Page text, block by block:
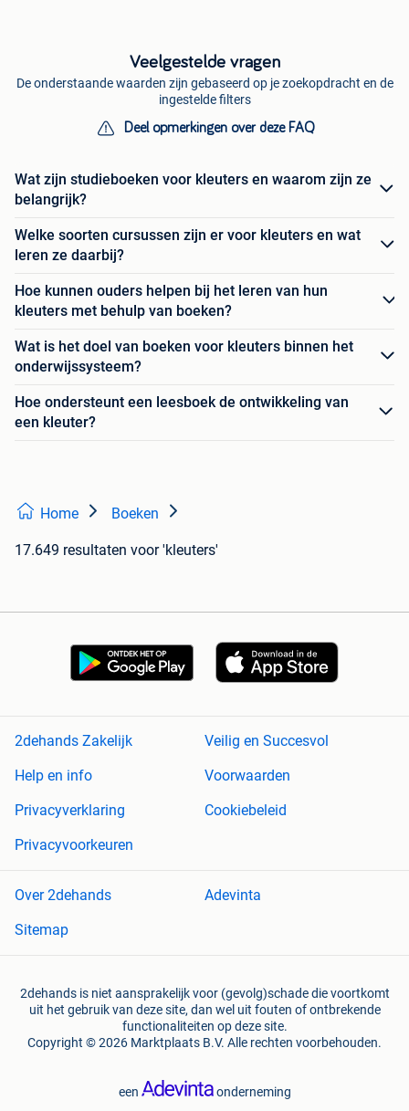
Veelgestelde vragen
De onderstaande waarden zijn gebaseerd op je zoekopdracht en de
ingestelde filters
Deel opmerkingen over deze FAQ
Wat zijn studieboeken voor kleuters en waarom zijn ze
belangrijk?
Welke soorten cursussen zijn er voor kleuters en wat
leren ze daarbij?
Hoe kunnen ouders helpen bij het leren van hun
kleuters met behulp van boeken?
Wat is het doel van boeken voor kleuters binnen het
onderwijssysteem?
Hoe ondersteunt een leesboek de ontwikkeling van
een kleuter?
Home Boeken
17.649 resultaten voor 'kleuters'
2dehands Zakelijk
Veilig en Succesvol
Help en info
Voorwaarden
Privacyverklaring
Cookiebeleid
Privacyvoorkeuren
Over 2dehands
Adevinta
Sitemap
2dehands is niet aansprakelijk voor (gevolg)schade die voortkomt
uit het gebruik van deze site, dan wel uit fouten of ontbrekende
functionaliteiten op deze site.
Copyright © 2026 Marktplaats B.V. Alle rechten voorbehouden.
een onderneming